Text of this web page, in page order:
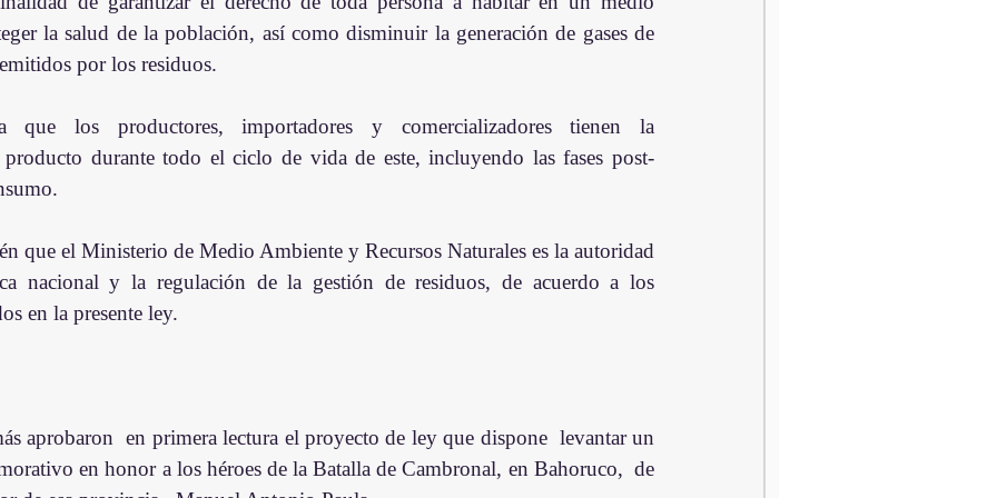
la salud de la población, así como disminuir la generación de gases de
por los residuos.
que los productores, importadores y comercializadores tienen la
producto durante todo el ciclo de vida de este, incluyendo las fases post-
que el Ministerio de Medio Ambiente y Recursos Naturales es la autoridad
nacional y la regulación de la gestión de residuos, de acuerdo a los
en la presente ley.
aprobaron  en primera lectura el proyecto de ley que dispone  levantar un
en honor a los héroes de la Batalla de Cambronal, en Bahoruco,  de